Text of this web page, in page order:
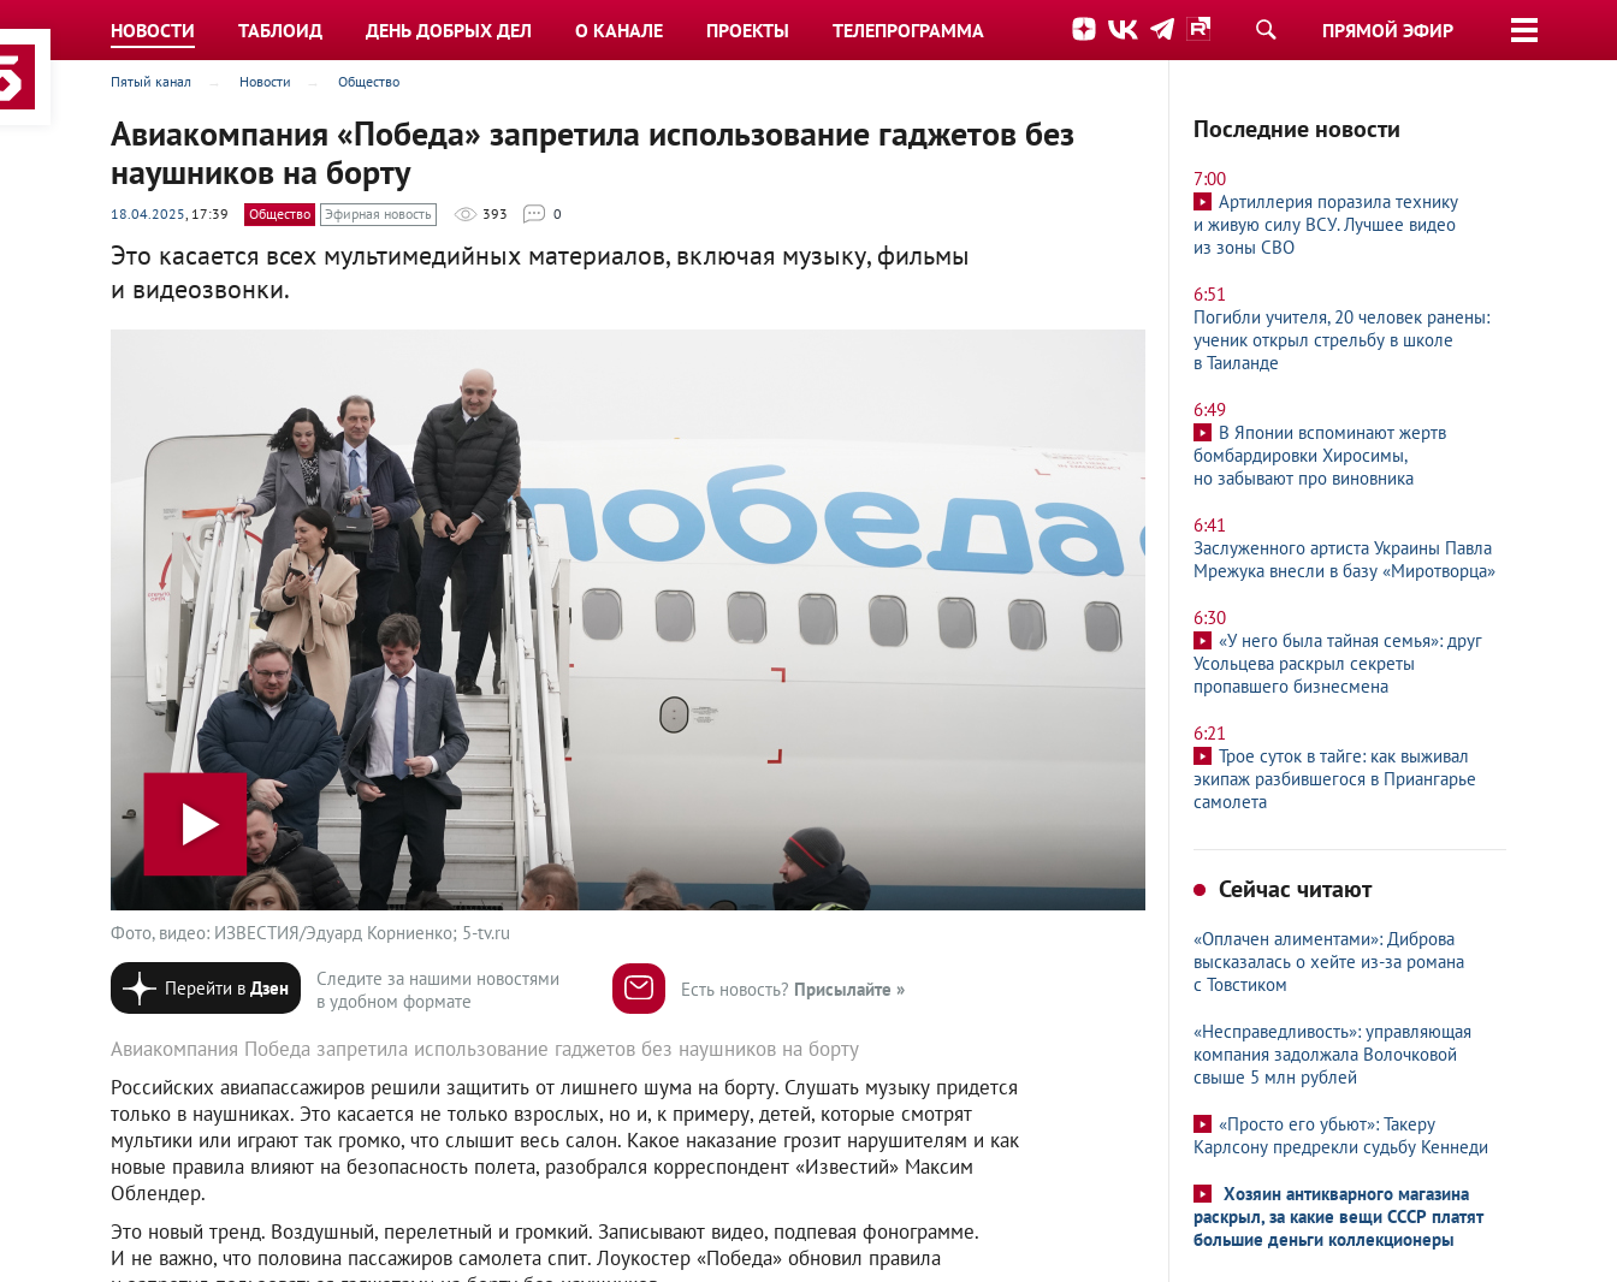
ПРЯМОЙ ЭФИР
НОВОСТИ ТАБЛОИД ДЕНЬ ДОБРЫХ ДЕЛ О КАНАЛЕ ПРОЕКТЫ ТЕЛЕПРОГРАММА
Пятый канал Новости Общество
Авиакомпания «Победа» запретила использование гаджетов без
наушников на борту
18.04.2025, 17:39 Общество Эфирная новость 393 0
Это касается всех мультимедийных материалов, включая музыку, фильмы
и видеозвонки.
Фото, видео: ИЗВЕСТИЯ/Эдуард Корниенко; 5-tv.ru
Перейти вДзен
Следите за нашими новостями
в удобном формате
Есть новость? Присылайте »
Авиакомпания Победа запретила использование гаджетов без наушников на борту
Российских авиапассажиров решили защитить от лишнего шума на борту. Слушать музыку придется
только в наушниках. Это касается не только взрослых, но и, к примеру, детей, которые смотрят
мультики или играют так громко, что слышит весь салон. Какое наказание грозит нарушителям и как
новые правила влияют на безопасность полета, разобрался корреспондент «Известий» Максим
Облендер.
Это новый тренд. Воздушный, перелетный и громкий. Записывают видео, подпевая фонограмме.
И не важно, что половина пассажиров самолета спит. Лоукостер «Победа» обновил правила
Последние новости
7:00
Артиллерия поразила технику
и живую силу ВСУ. Лучшее видео
из зоны СВО
6:51
Погибли учителя, 20 человек ранены:
ученик открыл стрельбу в школе
в Таиланде
6:49
В Японии вспоминают жертв
бомбардировки Хиросимы,
но забывают про виновника
6:41
Заслуженного артиста Украины Павла
Мрежука внесли в базу «Миротворца»
6:30
«У него была тайная семья»: друг
Усольцева раскрыл секреты
пропавшего бизнесмена
6:21
Трое суток в тайге: как выживал
экипаж разбившегося в Приангарье
самолета
Сейчас читают
«Оплачен алиментами»: Диброва
высказалась о хейте из-за романа
с Товстиком
«Несправедливость»: управляющая
компания задолжала Волочковой
свыше 5 млн рублей
«Просто его убьют»: Такеру
Карлсону предрекли судьбу Кеннеди
Хозяин антикварного магазина
раскрыл, за какие вещи СССР платят
большие деньги коллекционеры